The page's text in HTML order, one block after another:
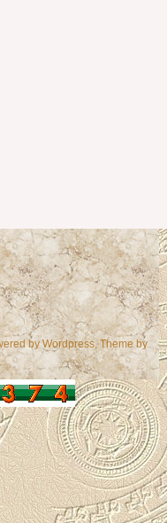
byWordpress, Theme by
.